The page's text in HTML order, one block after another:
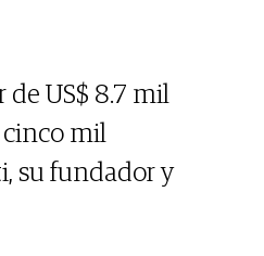
US$ 8.7 mil
cinco mil
su fundador y